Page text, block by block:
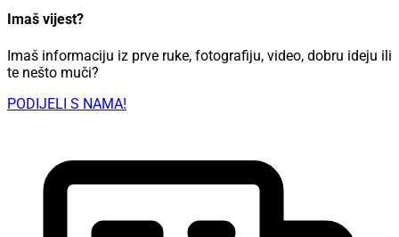
Imaš vijest?
Imaš informaciju iz prve ruke, fotografiju, video, dobru ideju ili
te nešto muči?
PODIJELI S NAMA!